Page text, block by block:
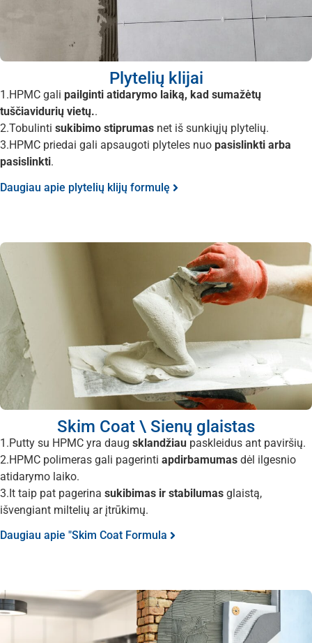
Plytelių klijai
1.HPMC gali pailginti atidarymo laiką, kad sumažėtų
tuščiavidurių vietų..
2.Tobulinti sukibimo stiprumas net iš sunkiųjų plytelių.
3.HPMC priedai gali apsaugoti plyteles nuo pasislinkti arba
pasislinkti.
Daugiau apie plytelių klijų formulę
Skim Coat \ Sienų glaistas
1.Putty su HPMC yra daug sklandžiau paskleidus ant paviršių.
2.HPMC polimeras gali pagerinti apdirbamumas dėl ilgesnio
atidarymo laiko.
3.It taip pat pagerina sukibimas ir stabilumas glaistą,
išvengiant miltelių ar įtrūkimų.
Daugiau apie "Skim Coat Formula